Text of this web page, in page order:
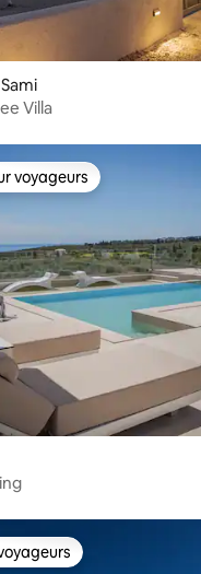
Villa
les plus appréciés
voyageurs